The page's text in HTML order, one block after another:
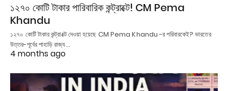
১২৭০ কোটি টাকার পারিবারিক কন্ট্রাক্টে! CM Pema
Khandu
১২৭০ কোটি টাকার কন্ট্রাক্টে দেওয়া হয়েছে CM Pema Khandu -র পরিবারকেই? ভারতের
উত্তর-পূর্বের পাহাড়ি রাজ্য…
4 months ago